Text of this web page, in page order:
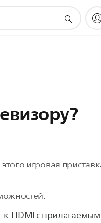
игровая
к-HDMI с прилагаемым